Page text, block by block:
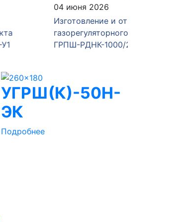
04 июня 2026
Изготовление и отгрузка
газорегуляторного пункта
ГРПШ-РДНК-1000/2
УГРШ(К)-50Н-
ЭК
Подробнее